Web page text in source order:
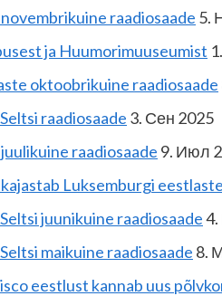
raadiosaade 5.
ja Huumorimuuseumist
oktoobrikuine raadiosaade
raadiosaade 3. Сен 2025
raadiosaade 9. Июл
Luksemburgi
juunikuine raadiosaade
maikuine raadiosaade 8.
eestlust kannab uus